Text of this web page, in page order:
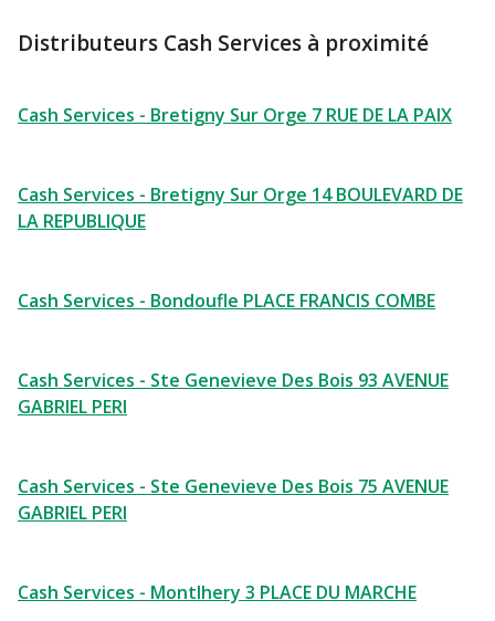
Distributeurs Cash Services à proximité
Cash Services - Bretigny Sur Orge 7 RUE DE LA PAIX
Cash Services - Bretigny Sur Orge 14 BOULEVARD DE
LA REPUBLIQUE
Cash Services - Bondoufle PLACE FRANCIS COMBE
Cash Services - Ste Genevieve Des Bois 93 AVENUE
GABRIEL PERI
Cash Services - Ste Genevieve Des Bois 75 AVENUE
GABRIEL PERI
Cash Services - Montlhery 3 PLACE DU MARCHE